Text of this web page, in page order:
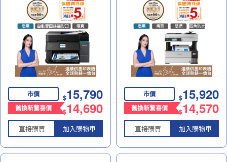
市價 $15,790
舊換新驚喜價 $14,690
直接購買 加入購物車
市價 $15,920
舊換新驚喜價 $14,570
直接購買 加入購物車